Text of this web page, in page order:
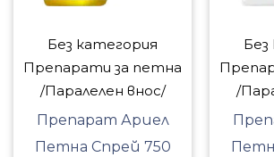
Без категория
Препарати за петна
/Паралелен внос/
Препарат Ариел
Петна Спрей 750
Без
/